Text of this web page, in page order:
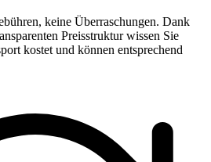
keine Überraschungen. Dank
Preisstruktur wissen Sie
kostet und können entsprechend